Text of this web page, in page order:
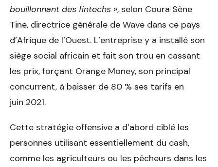
bouillonnant des fintechs », selon Coura Sène
Tine, directrice générale de Wave dans ce pays
d’Afrique de l’Ouest. L’entreprise y a installé son
siège social africain et fait son trou en cassant
les prix, forçant Orange Money, son principal
concurrent, à baisser de 80 % ses tarifs en
juin 2021.
Cette stratégie offensive a d’abord ciblé les
personnes utilisant essentiellement du cash,
comme les agriculteurs ou les pêcheurs dans les